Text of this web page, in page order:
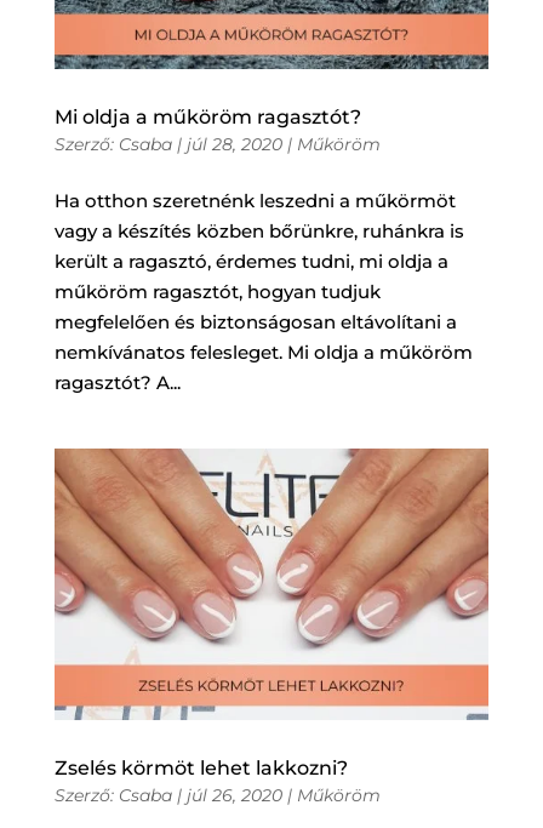
Mi oldja a műköröm ragasztót?
Szerző: Csaba| júl 28, 2020| Műköröm
Ha otthon szeretnénk leszedni a műkörmöt
vagy a készítés közben bőrünkre, ruhánkra is
került a ragasztó, érdemes tudni, mi oldja a
műköröm ragasztót, hogyan tudjuk
megfelelően és biztonságosan eltávolítani a
nemkívánatos felesleget. Mi oldja a műköröm
ragasztót? A...
Zselés körmöt lehet lakkozni?
Szerző: Csaba| júl 26, 2020| Műköröm